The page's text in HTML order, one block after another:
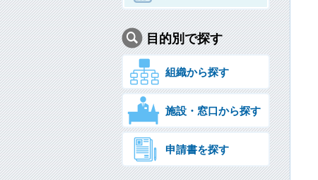
目的別で探す
組織から探す
施設・窓口から探す
申請書を探す